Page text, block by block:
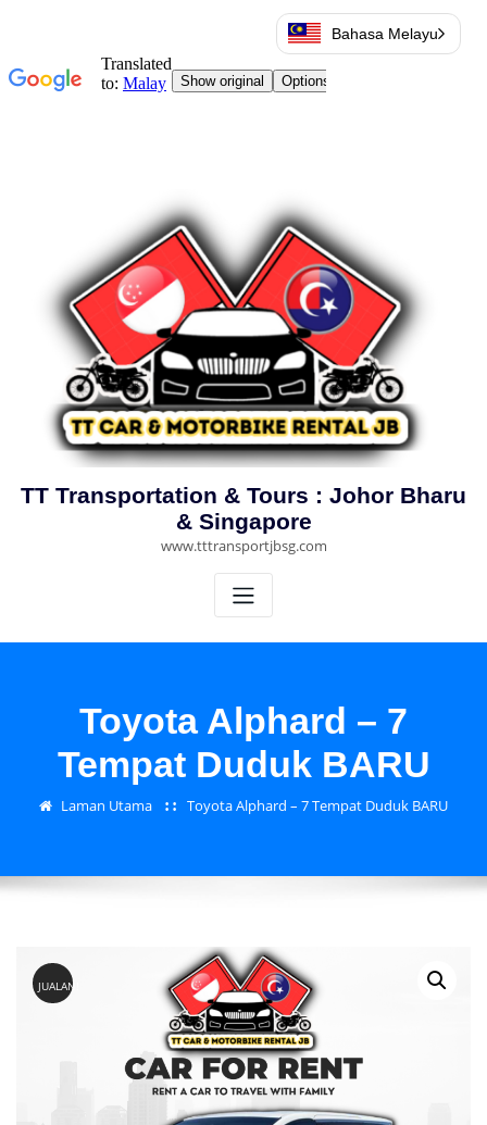
TT Transportation & Tours : Johor Bharu
& Singapore
www.tttransportjbsg.com
Toyota Alphard – 7
Tempat Duduk BARU
Laman Utama Toyota Alphard – 7 Tempat Duduk BARU
JUALAN!
Bahasa Melayu